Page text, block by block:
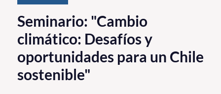
Investigación, Creación e Innovación
PUCV Internacional
Vinculación con el Medio
Admisión
Seminario: "Cambio
climático: Desafíos y
oportunidades para un Chile
sostenible"